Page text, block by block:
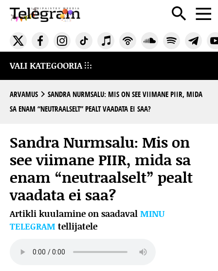
VALI KATEGOORIA
ARVAMUS
SANDRA NURMSALU: MIS ON SEE VIIMANE PIIR, MIDA
SA ENAM “NEUTRAALSELT” PEALT VAADATA EI SAA?
Sandra Nurmsalu: Mis on
see viimane PIIR, mida sa
enam “neutraalselt” pealt
vaadata ei saa?
Artikli kuulamine on saadaval MINU
TELEGRAM tellijatele